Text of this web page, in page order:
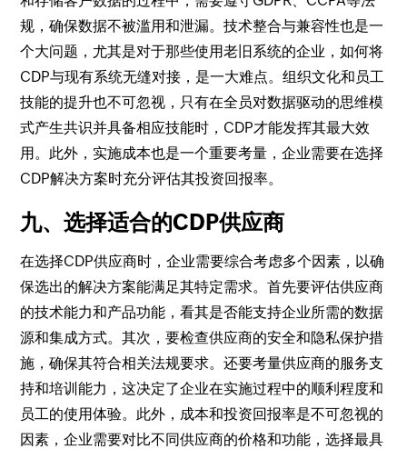
规，确保数据不被滥用和泄漏。技术整合与兼容性也是一
个大问题，尤其是对于那些使用老旧系统的企业，如何将
CDP与现有系统无缝对接，是一大难点。组织文化和员工
技能的提升也不可忽视，只有在全员对数据驱动的思维模
式产生共识并具备相应技能时，CDP才能发挥其最大效
用。此外，实施成本也是一个重要考量，企业需要在选择
CDP解决方案时充分评估其投资回报率。
九、选择适合的CDP供应商
在选择CDP供应商时，企业需要综合考虑多个因素，以确
保选出的解决方案能满足其特定需求。首先要评估供应商
的技术能力和产品功能，看其是否能支持企业所需的数据
源和集成方式。其次，要检查供应商的安全和隐私保护措
施，确保其符合相关法规要求。还要考量供应商的服务支
持和培训能力，这决定了企业在实施过程中的顺利程度和
员工的使用体验。此外，成本和投资回报率是不可忽视的
因素，企业需要对比不同供应商的价格和功能，选择最具